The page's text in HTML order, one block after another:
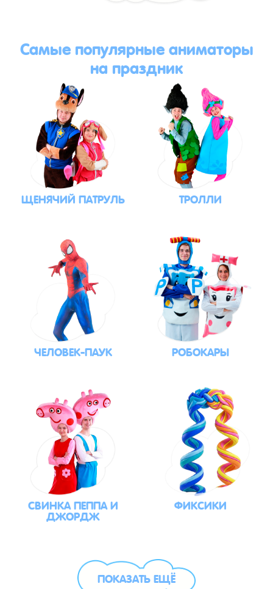
Самые популярные аниматоры
на праздник
ЩЕНЯЧИЙ ПАТРУЛЬ ТРОЛЛИ
ЧЕЛОВЕК-ПАУК РОБОКАРЫ
СВИНКА ПЕППА И
ДЖОРДЖ ФИКСИКИ
ПОКАЗАТЬ ЕЩЁ